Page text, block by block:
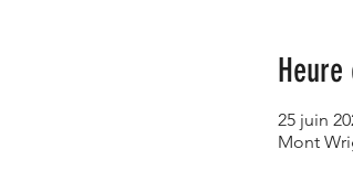
25 juin
Mont